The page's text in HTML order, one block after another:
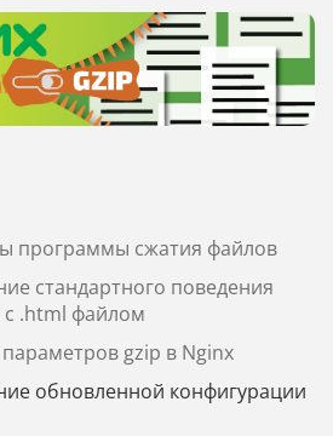
программы сжатия файлов
стандартного поведения
с .html файлом
gzip в Nginx
обновленной конфигурации